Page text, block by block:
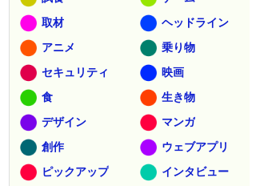
取材
ヘッドライン
アニメ
乗り物
セキュリティ
映画
食
生き物
デザイン
マンガ
創作
ウェブアプリ
ピックアップ
インタビュー